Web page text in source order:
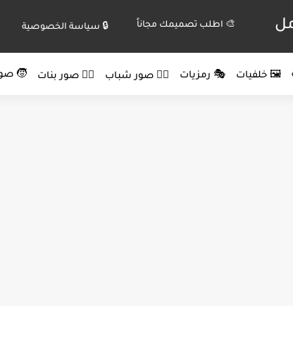
🎨 اطلب تصميمك مجاناً 🔒 سياسة الخصوصية
🖼️ خلفيات 🎭 رمزيات 🙍‍♂️ صور شباب 🙍‍♀️ صور بنات 🧒